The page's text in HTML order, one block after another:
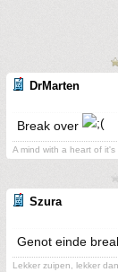
DrMarten
Break over
A mind with a heart of it's
Szura
Genot einde
Lekker zuipen, lekker